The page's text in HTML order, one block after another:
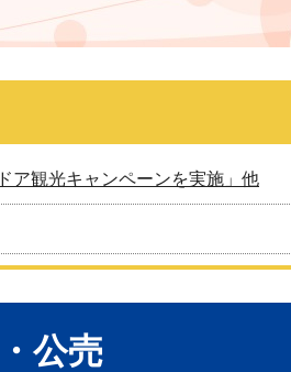
ア観光キャンペーンを実施」他
公売